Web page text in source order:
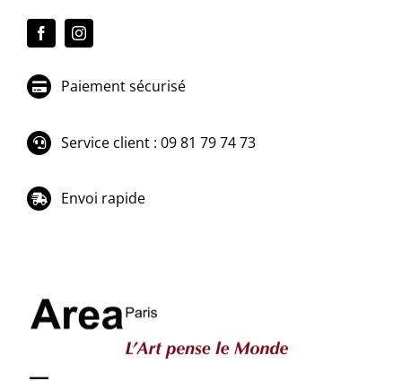
Paiement sécurisé
Service client : 09 81 79 74 73
Envoi rapide